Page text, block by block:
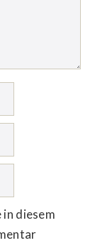
diesem